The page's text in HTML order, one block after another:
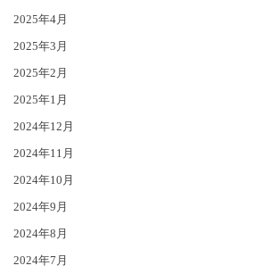
2025年4月
2025年3月
2025年2月
2025年1月
2024年12月
2024年11月
2024年10月
2024年9月
2024年8月
2024年7月